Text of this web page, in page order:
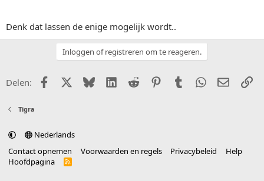
Denk dat lassen de enige mogelijk wordt..
Inloggen of registreren om te reageren.
Delen: FacebookX (Twitter)
BlueskyLinkedIn
Reddit PinterestTumblr WhatsApp
E-mail
Tigra
Nederlands
Contact opnemen
Voorwaarden en regels Privacybeleid
Help
Hoofdpagina
R